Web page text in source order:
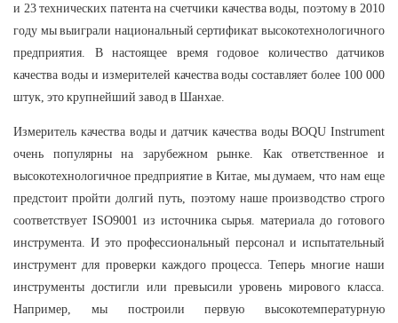
и 23 технических патента на счетчики качества воды, поэтому в 2010
году мы выиграли национальный сертификат высокотехнологичного
предприятия. В настоящее время годовое количество датчиков
качества воды и измерителей качества воды составляет более 100 000
штук, это крупнейший завод в Шанхае.
Измеритель качества воды и датчик качества воды BOQU Instrument
очень популярны на зарубежном рынке. Как ответственное и
высокотехнологичное предприятие в Китае, мы думаем, что нам еще
предстоит пройти долгий путь, поэтому наше производство строго
соответствует ISO9001 из источника сырья. материала до готового
инструмента. И это профессиональный персонал и испытательный
инструмент для проверки каждого процесса. Теперь многие наши
инструменты достигли или превысили уровень мирового класса.
Например, мы построили первую высокотемпературную